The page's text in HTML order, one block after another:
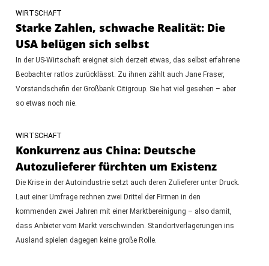
WIRTSCHAFT
Starke Zahlen, schwache Realität: Die
USA belügen sich selbst
In der US-Wirtschaft ereignet sich derzeit etwas, das selbst erfahrene
Beobachter ratlos zurücklässt. Zu ihnen zählt auch Jane Fraser,
Vorstandschefin der Großbank Citigroup. Sie hat viel gesehen – aber
so etwas noch nie.
WIRTSCHAFT
Konkurrenz aus China: Deutsche
Autozulieferer fürchten um Existenz
Die Krise in der Autoindustrie setzt auch deren Zulieferer unter Druck.
Laut einer Umfrage rechnen zwei Drittel der Firmen in den
kommenden zwei Jahren mit einer Marktbereinigung – also damit,
dass Anbieter vom Markt verschwinden. Standortverlagerungen ins
Ausland spielen dagegen keine große Rolle.